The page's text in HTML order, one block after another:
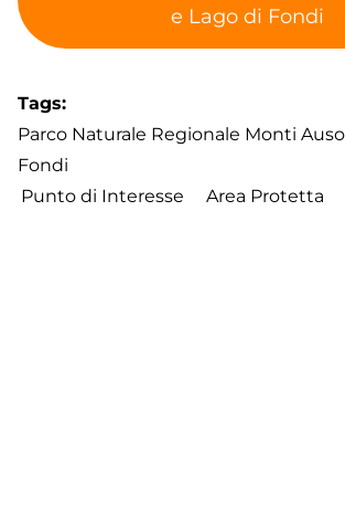
e Lago di Fondi
Tags
Parco Naturale Regionale Monti
Fondi
Punto di Interesse
Area Protetta